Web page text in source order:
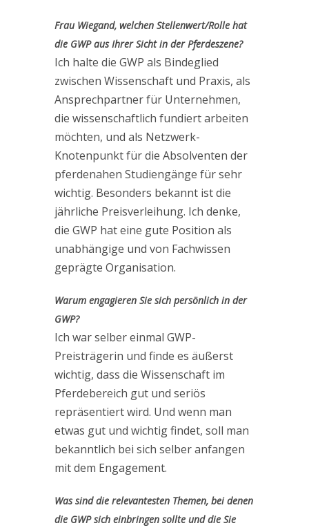
Frau Wiegand, welchen Stellenwert/Rolle hat
die GWP aus Ihrer Sicht in der Pferdeszene?
Ich halte die GWP als Bindeglied
zwischen Wissenschaft und Praxis, als
Ansprechpartner für Unternehmen,
die wissenschaftlich fundiert arbeiten
möchten, und als Netzwerk-
Knotenpunkt für die Absolventen der
pferdenahen Studiengänge für sehr
wichtig. Besonders bekannt ist die
jährliche Preisverleihung. Ich denke,
die GWP hat eine gute Position als
unabhängige und von Fachwissen
geprägte Organisation.
Warum engagieren Sie sich persönlich in der
GWP?
Ich war selber einmal GWP-
Preisträgerin und finde es äußerst
wichtig, dass die Wissenschaft im
Pferdebereich gut und seriös
repräsentiert wird. Und wenn man
etwas gut und wichtig findet, soll man
bekanntlich bei sich selber anfangen
mit dem Engagement.
Was sind die relevantesten Themen, bei denen
die GWP sich einbringen sollte und die Sie